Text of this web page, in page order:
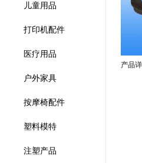
儿童用品
打印机配件
医疗用品
户外家具
按摩椅配件
塑料模特
注塑产品
产品